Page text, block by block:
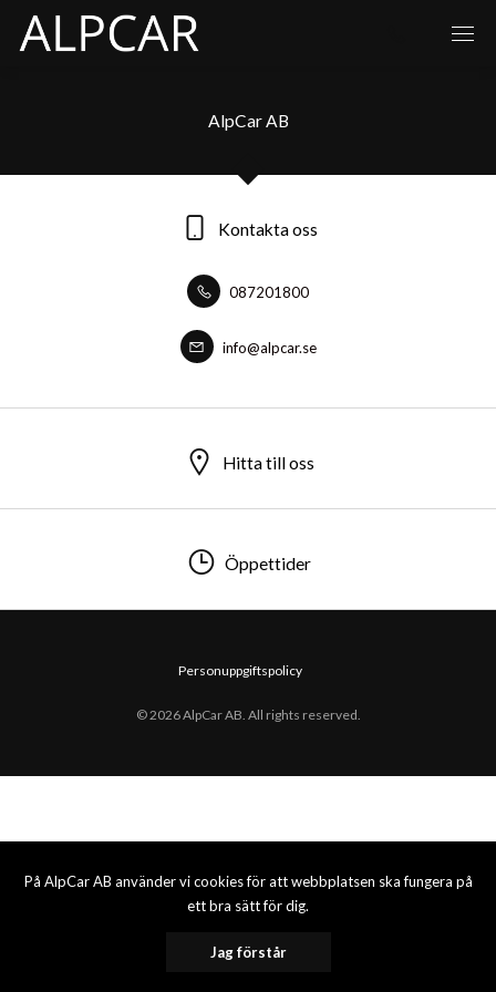
På AlpCar AB använder vi cookies för att webbplatsen ska fungera på
ett bra sätt för dig.
Jag förstår
AlpCar AB
Kontakta oss
087201800
info@alpcar.se
Hitta till oss
Öppettider
© 2026 AlpCar AB. All rights reserved.
Personuppgiftspolicy